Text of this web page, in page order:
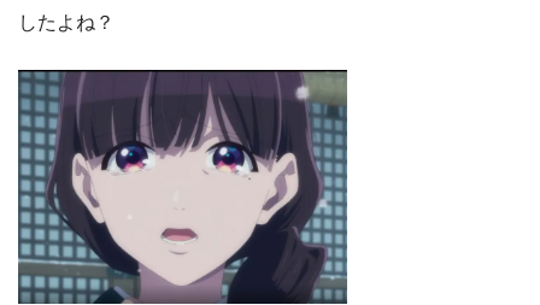
したよね？